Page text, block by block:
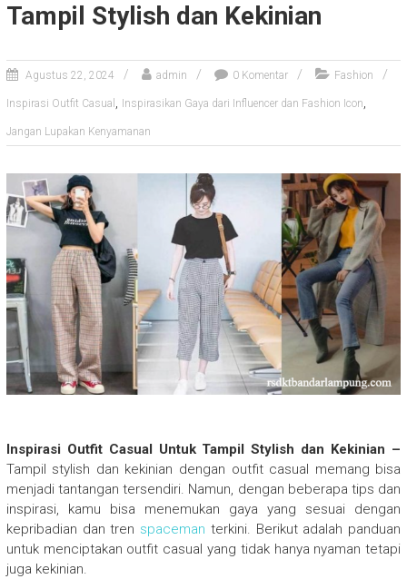
Tampil Stylish dan Kekinian
Agustus 22, 2024 admin 0 Komentar Fashion
Inspirasi Outfit Casual , Inspirasikan Gaya dari Influencer dan Fashion Icon,
Jangan Lupakan Kenyamanan
Inspirasi Outfit Casual Untuk Tampil Stylish dan Kekinian –
Tampil stylish dan kekinian dengan outfit casual memang bisa
menjadi tantangan tersendiri. Namun, dengan beberapa tips dan
inspirasi, kamu bisa menemukan gaya yang sesuai dengan
kepribadian dan tren spaceman terkini. Berikut adalah panduan
untuk menciptakan outfit casual yang tidak hanya nyaman tetapi
juga kekinian.